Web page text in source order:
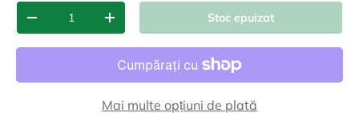
Cant.
-
+ Stoc epuizat
Mai multe opțiuni de plată